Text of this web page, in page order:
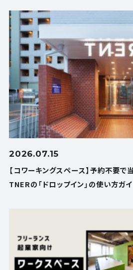
2026.07.15
【コワーキングスペース】予約不要で
TNERの「ドロップイン」の使い方ガ